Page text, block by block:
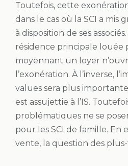
Toutefois, cette
dans le cas où la SCI a
à disposition de ses
résidence principale louée
moyennant un loyer
l’exonération. À l’inverse,
values sera plus
est assujettie à l’IS.
problématiques ne se
pour les SCI de famille. En
vente, la question des plus-